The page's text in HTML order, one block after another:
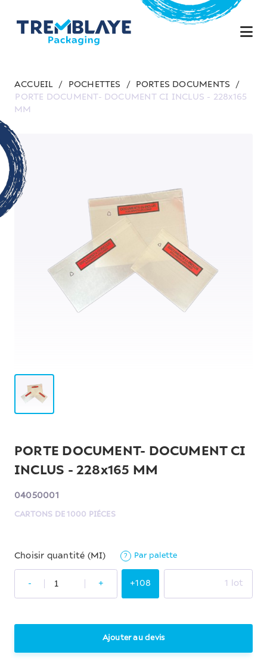
ACCUEIL / POCHETTES / PORTES DOCUMENTS
/
PORTE DOCUMENT- DOCUMENT CI INCLUS - 228x165
MM
PORTE DOCUMENT- DOCUMENT CI
INCLUS - 228x165 MM
04050001
CARTONS DE 1000 PIÉCES
Choisir quantité (MI) ? Par palette
- + +108 1 lot
Ajouter au devis